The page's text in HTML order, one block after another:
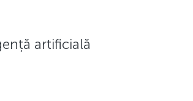
artificială